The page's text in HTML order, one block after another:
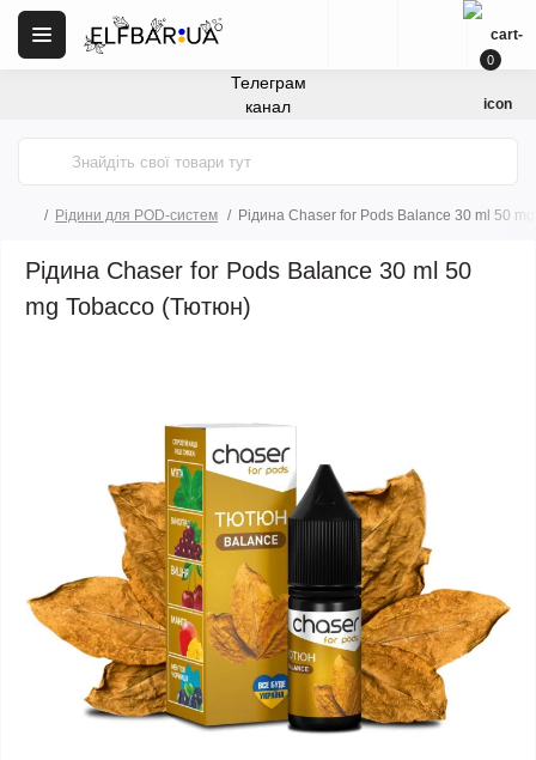
Телеграм
канал
0
Рідини для POD-систем Рідина Chaser for Pods Balance 30 ml 50
Рідина Chaser for Pods Balance 30 ml 50
mg Tobacco (Тютюн)